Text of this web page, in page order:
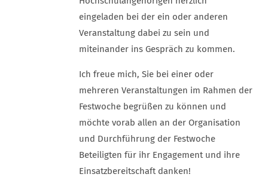
eingeladen bei der ein oder anderen
Veranstaltung dabei zu sein und
miteinander ins Gespräch zu kommen.
Ich freue mich, Sie bei einer oder
mehreren Veranstaltungen im Rahmen der
Festwoche begrüßen zu können und
möchte vorab allen an der Organisation
und Durchführung der Festwoche
Beteiligten für ihr Engagement und ihre
Einsatzbereitschaft danken!